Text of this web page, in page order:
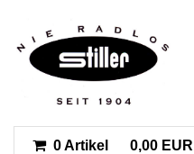
0 Artikel 0,00 EUR